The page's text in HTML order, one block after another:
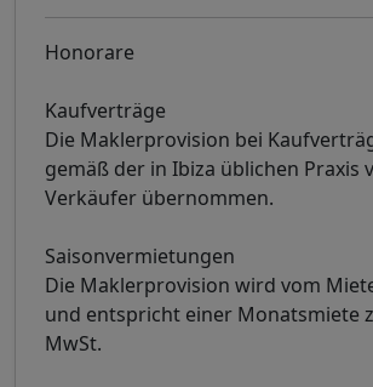
Honorare
Kaufverträge
Die Maklerprovision bei
gemäß der in Ibiza üblichen Praxis
Verkäufer übernommen.
Saisonvermietungen
Die Maklerprovision wird vom
und entspricht einer Monatsmiete
MwSt.